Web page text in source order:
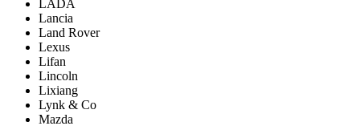
LADA
Lancia
Land Rover
Lexus
Lifan
Lincoln
Lixiang
Lynk & Co
Mazda